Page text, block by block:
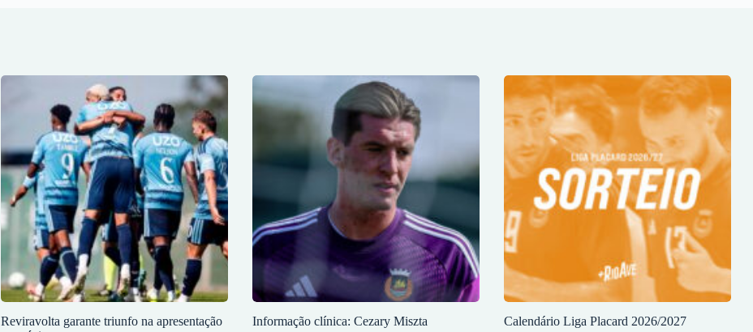
Reviravolta garante triunfo na apresentação
Informação clínica: Cezary Miszta Calendário Liga Placard 2026/2027